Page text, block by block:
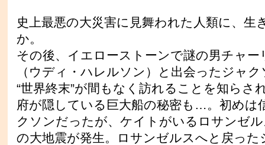
史上最悪の大災害に見舞われた人類に、生
か。
その後、イエローストーンで謎の男チャー
（ウディ・ハレルソン）と出会ったジャ
“世界終末”が間もなく訪れることを知らさ
府が隠している巨大船の秘密も…。初めは
クソンだったが、ケイトがいるロサンゼ
の大地震が発生。ロサンゼルスへと戻った